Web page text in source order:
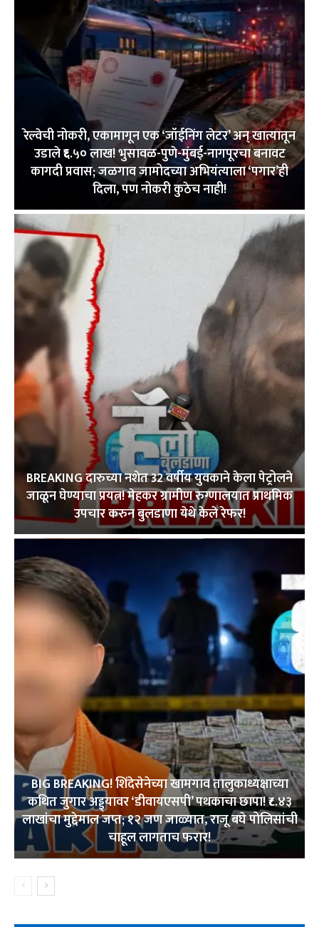
रेल्वेची नोकरी, एकामागून एक ‘जॉईनिंग लेटर’ अन् खात्यातून
उडाले ₹६.५० लाख! भुसावळ-पुणे-मुंबई-नागपूरचा बनावट
कागदी प्रवास; जळगाव जामोदच्या अभियंत्याला ‘पगार’ही
दिला, पण नोकरी कुठेच नाही!
BREAKING दारुच्या नशेत 32 वर्षीय युवकाने केला पेट्रोलने
जाळून घेण्याचा प्रयत्न! मेहकर ग्रामीण रुग्णालयात प्राथमिक
उपचार करुन बुलडाणा येथे केले रेफर!
BIG BREAKING! शिंदेसेनेच्या खामगाव तालुकाध्यक्षाच्या
कथित जुगार अड्ड्यावर ‘डीवायएसपी’ पथकाचा छापा! ₹८.४३
लाखांचा मुद्देमाल जप्त; १२ जण जाळ्यात, राजू बघे पोलिसांची
चाहूल लागताच फरार!